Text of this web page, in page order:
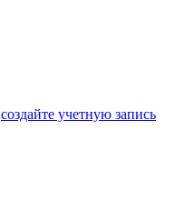
создайте учетную запись